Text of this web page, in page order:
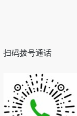
扫码拨号通话